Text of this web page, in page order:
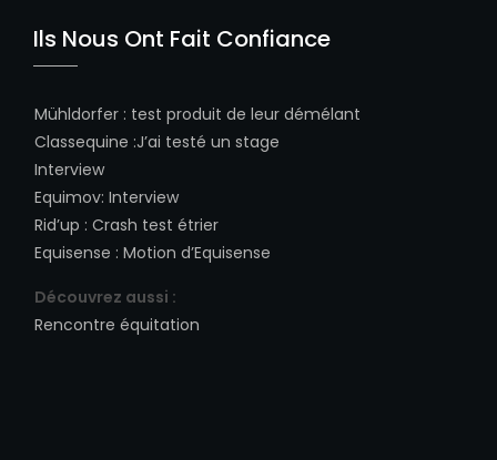
Ils Nous Ont Fait Confiance
Mühldorfer : test produit de leur démélant
Classequine :J’ai testé un stage
Interview
Equimov: Interview
Rid’up : Crash test étrier
Equisense : Motion d’Equisense
Découvrez aussi :
Rencontre équitation